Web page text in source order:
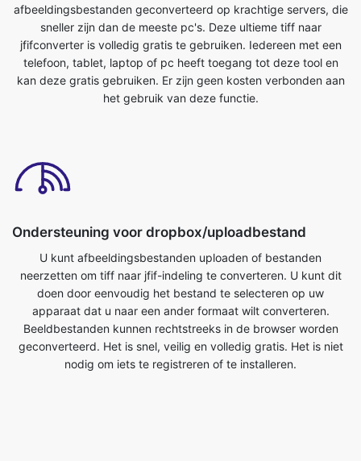
kan deze gratis gebruiken. Er zijn geen kosten verbonden aan
het gebruik van deze functie.
Ondersteuning voor dropbox/uploadbestand
U kunt afbeeldingsbestanden uploaden of bestanden
apparaat dat u naar een ander formaat wilt converteren.
Beeldbestanden kunnen rechtstreeks in de browser worden
geconverteerd. Het is snel, veilig en volledig gratis. Het is niet
nodig om iets te registreren of te installeren.